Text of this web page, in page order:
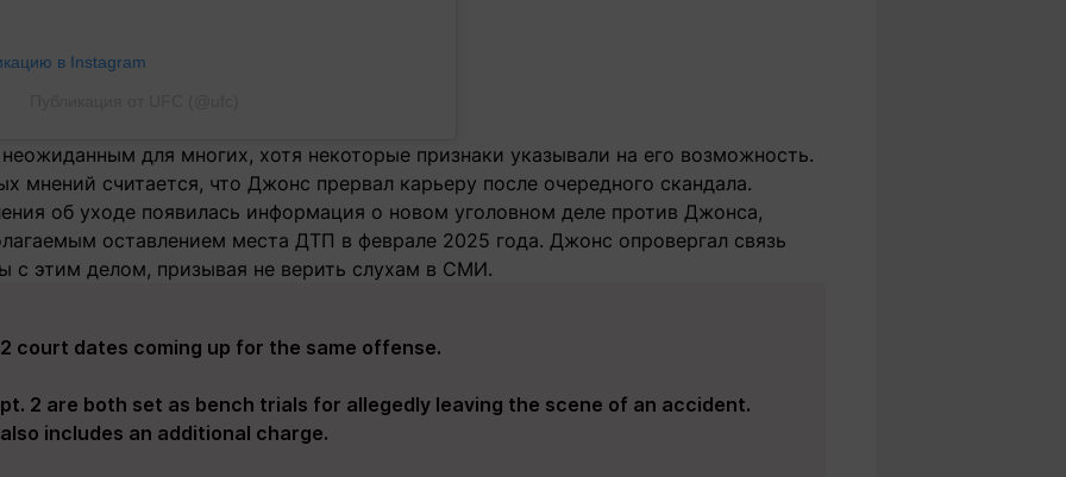
в Instagram
для многих, хотя некоторые признаки указывали на его возможность.
мнений считается, что Джонс прервал карьеру после очередного скандала.
об уходе появилась информация о новом уголовном деле против Джонса,
оставлением места ДТП в феврале 2025 года. Джонс опровергал связь
с этим делом, призывая не верить слухам в СМИ.
court dates coming up for the same offense.
2 are both set as bench trials for allegedly leaving the scene of an accident.
includes an additional charge.